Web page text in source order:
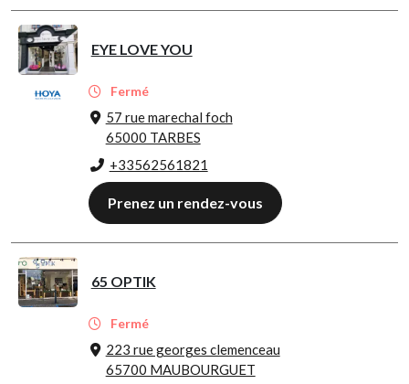
EYE LOVE YOU
Fermé
57 rue marechal foch
65000 TARBES
+33562561821
Prenez un rendez-vous
65 OPTIK
Fermé
223 rue georges clemenceau
65700 MAUBOURGUET